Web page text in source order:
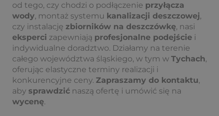
od tego, czy chodzi o podłączenie przyłącza
wody, montaż systemu kanalizacji deszczowej,
czy instalację zbiorników na deszczówkę, nasi
eksperci zapewniają profesjonalne podejście i
indywidualne doradztwo. Działamy na terenie
całego województwa śląskiego, w tym w Tychach,
oferując elastyczne terminy realizacji i
konkurencyjne ceny. Zapraszamy do kontaktu,
aby sprawdzić naszą ofertę i umówić się na
wycenę.